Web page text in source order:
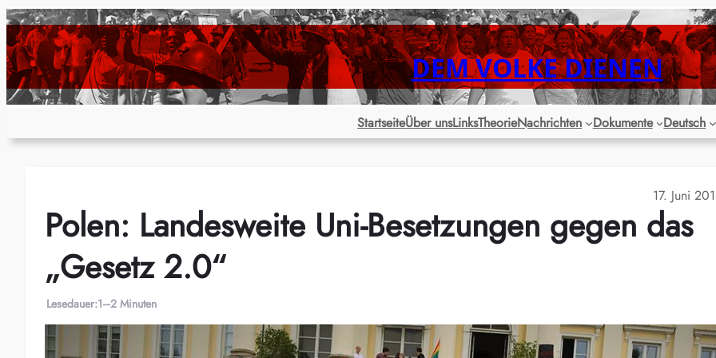
Zum
Inhalt
springen
DEM VOLKE DIENEN
StartseiteÜber unsLinksTheorieNachrichten Dokumente Deutsch
17. Juni
Polen: Landesweite Uni-Besetzungen gegen das
„Gesetz 2.0“
Lesedauer:1–2 Minuten